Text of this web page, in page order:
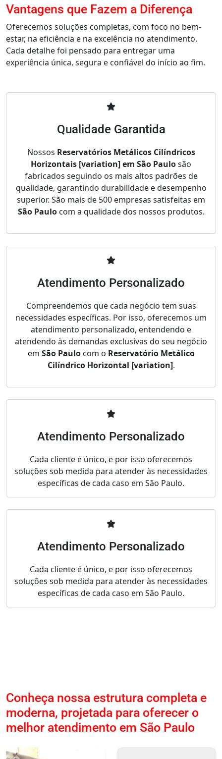
Vantagens que Fazem a Diferença
Oferecemos soluções completas, com foco no bem-
estar, na eficiência e na excelência no atendimento.
Cada detalhe foi pensado para entregar uma
experiência única, segura e confiável do início ao fim.
Qualidade Garantida
Nossos Reservatórios Metálicos Cilíndricos
Horizontais [variation] em São Paulosão
fabricados seguindo os mais altos padrões de
qualidade, garantindo durabilidade e desempenho
superior. São mais de 500 empresas satisfeitas em
São Paulocom a qualidade dos nossos produtos.
Atendimento Personalizado
Compreendemos que cada negócio tem suas
necessidades específicas. Por isso, oferecemos um
atendimento personalizado, entendendo e
atendendo às demandas exclusivas do seu negócio
em São Paulocom o Reservatório Metálico
Cilíndrico Horizontal [variation].
Atendimento Personalizado
Cada cliente é único, e por isso oferecemos
soluções sob medida para atender às necessidades
específicas de cada caso em São Paulo.
Atendimento Personalizado
Cada cliente é único, e por isso oferecemos
soluções sob medida para atender às necessidades
específicas de cada caso em São Paulo.
Conheça nossa estrutura completa e
moderna, projetada para oferecer o
melhor atendimento em São Paulo